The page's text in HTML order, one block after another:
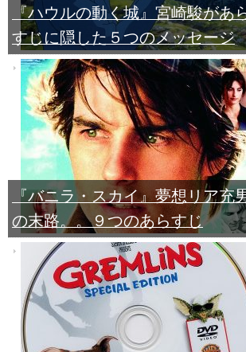
『ハウルの動く城』宮崎駿があ
すじに隠した５つのメッセージ
『バニラ・スカイ』夢想リア充
の末路。。９つのあらすじ